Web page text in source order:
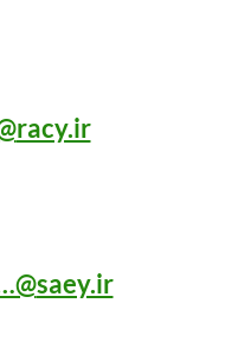
racy.ir@… ( راسی )
saey.ir@… (موقع سعی)